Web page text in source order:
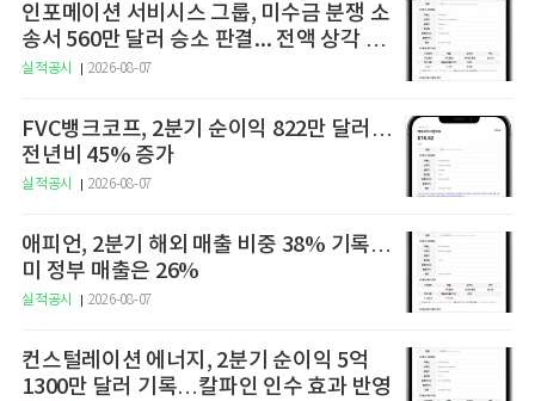
인포메이션 서비시스 그룹, 미수금 분쟁 소
송서 560만 달러 승소 판결... 전액 상각 처
리
실적공시 2026-08-07
FVC뱅크코프, 2분기 순이익 822만 달러…
전년비 45% 증가
실적공시 2026-08-07
애피언, 2분기 해외 매출 비중 38% 기록…
미 정부 매출은 26%
실적공시 2026-08-07
컨스털레이션 에너지, 2분기 순이익 5억
1300만 달러 기록…칼파인 인수 효과 반영